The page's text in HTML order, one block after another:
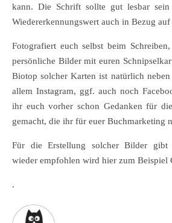
kann. Die Schrift sollte gut lesbar
Wiedererkennungswert auch in Bezug auf
Fotografiert euch selbst beim
persönliche Bilder mit euren
Biotop solcher Karten ist natürlich
allem Instagram, ggf. auch noch
ihr euch vorher schon Gedanken für
gemacht, die ihr für euer Buchmarketing
Für die Erstellung solcher Bilder gibt
wieder empfohlen wird hier zum Beispiel
.